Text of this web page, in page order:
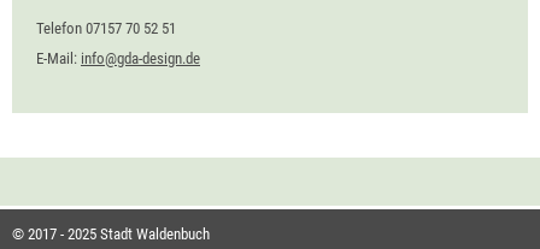
Telefon 07157 70 52 51
E-Mail: info@gda-design.de
© 2017 - 2025 Stadt Waldenbuch